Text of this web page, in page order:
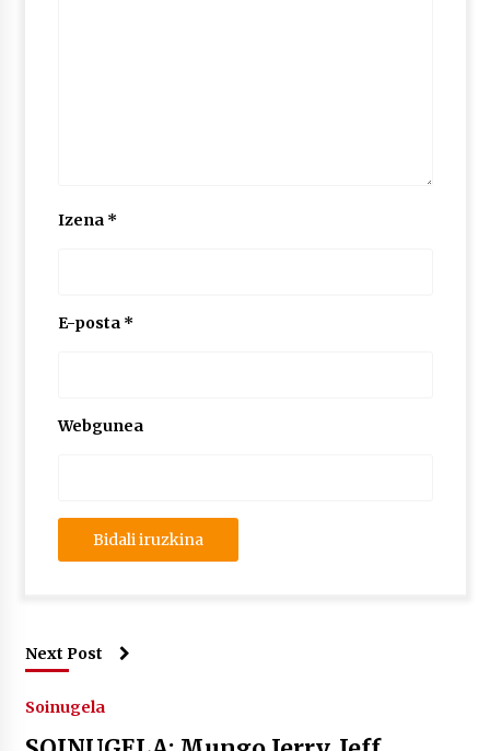
Izena *
E-posta *
Webgunea
Next Post
Soinugela